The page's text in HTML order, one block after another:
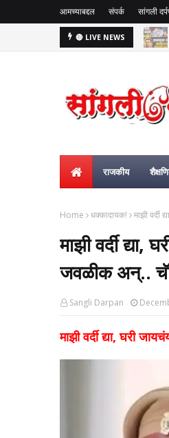
आमच्याबद्दल संपर्क सांगली
🔴 LIVE NEWS
राजकीय
Home धक्कादायक! माझी
माझी वर्दी द्या,
जवळीक अन्..
Sangli Darpan
माझी वर्दी द्या, घरी